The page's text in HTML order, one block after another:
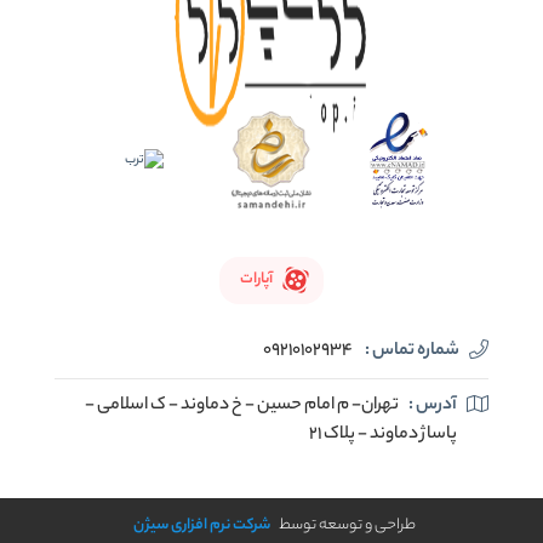
آپارات
شماره تماس : 09210102934
آدرس : تهران- م امام حسین - خ دماوند - ک اسلامی -
پاساژ دماوند - پلاک 21
طراحی و توسعه توسط شرکت نرم افزاری سیژن